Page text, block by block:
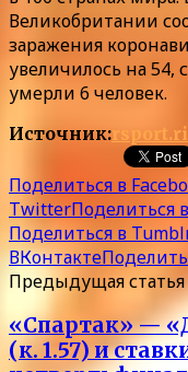
Великобритании
заражения
увеличилось на 54,
умерли 6 человек.
Источник:
Поделиться в
TwitterПоделиться
Поделиться в
ВКонтакте
Предыдущая статья
«Спартак» —
(к. 1.57) и